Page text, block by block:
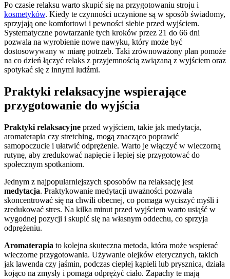
Po czasie relaksu warto skupić się na przygotowaniu stroju i
kosmetyków. Kiedy te czynności uczynione są w sposób świadomy,
sprzyjają one komfortowi i pewności siebie przed wyjściem.
Systematyczne powtarzanie tych kroków przez 21 do 66 dni
pozwala na wyrobienie nowe nawyku, który może być
dostosowywany w miarę potrzeb. Taki zrównoważony plan pomoże
na co dzień łączyć relaks z przyjemnością związaną z wyjściem oraz
spotykać się z innymi ludźmi.
Praktyki relaksacyjne wspierające
przygotowanie do wyjścia
Praktyki relaksacyjne przed wyjściem, takie jak medytacja,
aromaterapia czy stretching, mogą znacząco poprawić
samopoczucie i ułatwić odprężenie. Warto je włączyć w wieczorną
rutynę, aby zredukować napięcie i lepiej się przygotować do
społecznym spotkaniom.
Jednym z najpopularniejszych sposobów na relaksację jest
medytacja. Praktykowanie medytacji uważności pozwala
skoncentrować się na chwili obecnej, co pomaga wyciszyć myśli i
zredukować stres. Na kilka minut przed wyjściem warto usiąść w
wygodnej pozycji i skupić się na własnym oddechu, co sprzyja
odprężeniu.
Aromaterapia to kolejna skuteczna metoda, która może wspierać
wieczorne przygotowania. Używanie olejków eterycznych, takich
jak lawenda czy jaśmin, podczas ciepłej kąpieli lub prysznica, działa
kojąco na zmysły i pomaga odprężyć ciało. Zapachy te mają